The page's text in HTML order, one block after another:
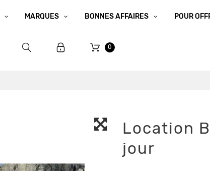
MARQUES BONNES AFFAIRES POUR
0
Location
jour